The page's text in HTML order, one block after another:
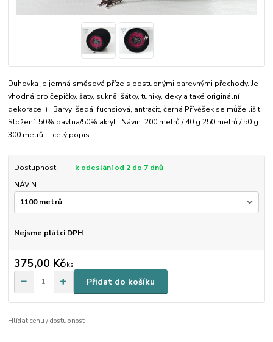
Duhovka je jemná směsová příze s postupnými barevnými přechody. Je
vhodná pro čepičky, šaty, sukně, šátky, tuniky, deky a také originální
dekorace :) Barvy: šedá, fuchsiová, antracit, černá Přívěšek se může lišit
Složení: 50% bavlna/50% akryl Návin: 200 metrů / 40 g 250 metrů / 50 g
300 metrů ... celý popis
Dostupnost
k odeslání od 2 do 7 dnů
NÁVIN
Nejsme plátci DPH
375,00 Kč/ks
Přidat do košíku
Hlídat cenu / dostupnost